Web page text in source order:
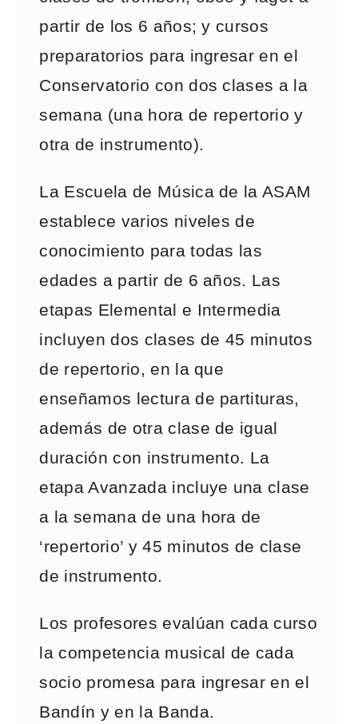
partir de los 6 años; y cursos
preparatorios para ingresar en el
Conservatorio con dos clases a la
semana (una hora de repertorio y
otra de instrumento).
La Escuela de Música de la ASAM
establece varios niveles de
conocimiento para todas las
edades a partir de 6 años. Las
etapas Elemental e Intermedia
incluyen dos clases de 45 minutos
de repertorio, en la que
enseñamos lectura de partituras,
además de otra clase de igual
duración con instrumento. La
etapa Avanzada incluye una clase
a la semana de una hora de
‘repertorio’ y 45 minutos de clase
de instrumento.
Los profesores evalúan cada curso
la competencia musical de cada
socio promesa para ingresar en el
Bandín y en la Banda.